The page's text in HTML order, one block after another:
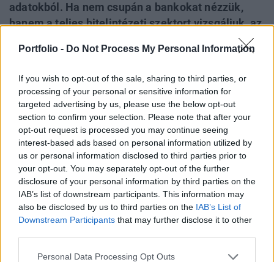
Portfolio - Do Not Process My Personal Information
If you wish to opt-out of the sale, sharing to third parties, or
processing of your personal or sensitive information for
targeted advertising by us, please use the below opt-out
section to confirm your selection. Please note that after your
opt-out request is processed you may continue seeing
interest-based ads based on personal information utilized by
us or personal information disclosed to third parties prior to
your opt-out. You may separately opt-out of the further
disclosure of your personal information by third parties on the
IAB’s list of downstream participants. This information may
also be disclosed by us to third parties on the IAB’s List of
Downstream Participants that may further disclose it to other
Personal Data Processing Opt Outs
adatokból. Ha nem csupán a bankokat nézzük,
hanem a teljes hitelintézeti szektort vizsgáljuk, az
ágazat az első kilenc hónapban elért 381 milliárd
forintos adózott nyeresége után a negyedik
fordult. A bankok közül egyedül a szakosított
hitelintézetek voltak képesek nyereségesen
működni az utolsó negyedévben.
A teljes szektor tavalyi adózott eredménye csupán 6,6
százalékkal - 21,7 milliárd forinttal - kisebb a 2007. évi
324,7 milliárd forintos nyereségnél. Ha azonban figyelembe
vesszük, hogy abból - az OTP Bank profitjának részeként -
121,4 milliárd forint nettó eredmény az OTP-Garancia
Biztosító tavalyi értékesítésének volt köszönhető, a szektor